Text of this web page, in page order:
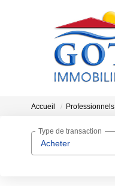
Accueil Professionnels
Acheter
Type de transaction